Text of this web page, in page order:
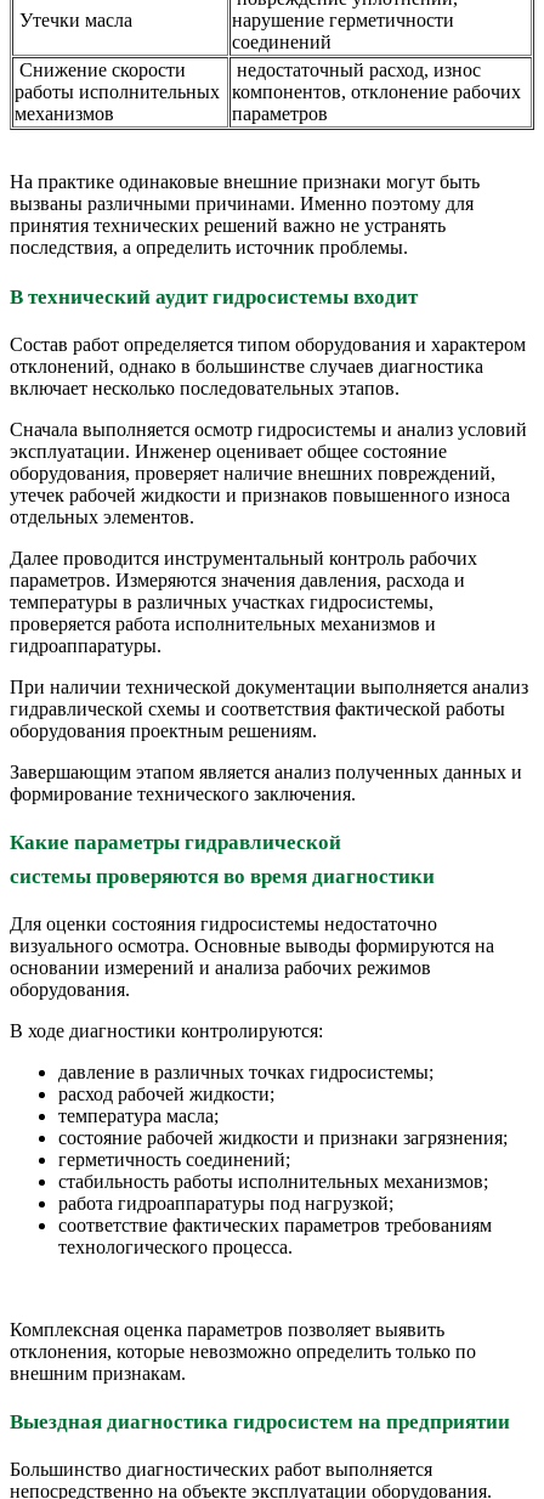
Утечки масла
нарушение герметичности
соединений
Снижение скорости
работы исполнительных
механизмов
недостаточный расход, износ
компонентов, отклонение рабочих
параметров
На практике одинаковые внешние признаки могут быть
вызваны различными причинами. Именно поэтому для
принятия технических решений важно не устранять
последствия, а определить источник проблемы.
В технический аудит гидросистемы входит
Состав работ определяется типом оборудования и характером
отклонений, однако в большинстве случаев диагностика
включает несколько последовательных этапов.
Сначала выполняется осмотр гидросистемы и анализ условий
эксплуатации. Инженер оценивает общее состояние
оборудования, проверяет наличие внешних повреждений,
утечек рабочей жидкости и признаков повышенного износа
отдельных элементов.
Далее проводится инструментальный контроль рабочих
параметров. Измеряются значения давления, расхода и
температуры в различных участках гидросистемы,
проверяется работа исполнительных механизмов и
гидроаппаратуры.
При наличии технической документации выполняется анализ
гидравлической схемы и соответствия фактической работы
оборудования проектным решениям.
Завершающим этапом является анализ полученных данных и
формирование технического заключения.
Какие параметры гидравлической
системы проверяются во время диагностики
Для оценки состояния гидросистемы недостаточно
визуального осмотра. Основные выводы формируются на
основании измерений и анализа рабочих режимов
оборудования.
В ходе диагностики контролируются:
давление в различных точках гидросистемы;
расход рабочей жидкости;
температура масла;
состояние рабочей жидкости и признаки загрязнения;
герметичность соединений;
стабильность работы исполнительных механизмов;
работа гидроаппаратуры под нагрузкой;
соответствие фактических параметров требованиям
технологического процесса.
Комплексная оценка параметров позволяет выявить
отклонения, которые невозможно определить только по
внешним признакам.
Выездная диагностика гидросистем на предприятии
Большинство диагностических работ выполняется
непосредственно на объекте эксплуатации оборудования.